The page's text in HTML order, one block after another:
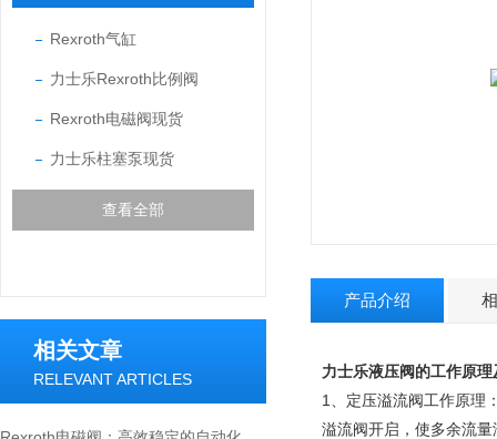
Rexroth气缸
力士乐Rexroth比例阀
Rexroth电磁阀现货
力士乐柱塞泵现货
查看全部
相关文章
RELEVANT ARTICLES
产品介绍
力士乐液压阀的工作原理
1、定压溢流阀工作原理
溢流阀开启，使多余流